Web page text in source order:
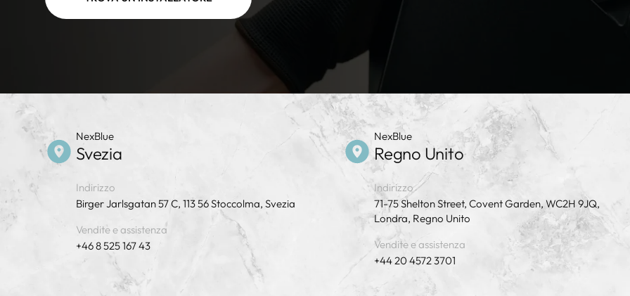
NexBlue
Svezia
Indirizzo
Birger Jarlsgatan 57 C, 113 56 Stoccolma, Svezia
Vendite e assistenza
+46 8 525 167 43
NexBlue
Regno Unito
Indirizzo
71-75 Shelton Street, Covent Garden, WC2H 9JQ,
Londra, Regno Unito
Vendite e assistenza
+44 20 4572 3701